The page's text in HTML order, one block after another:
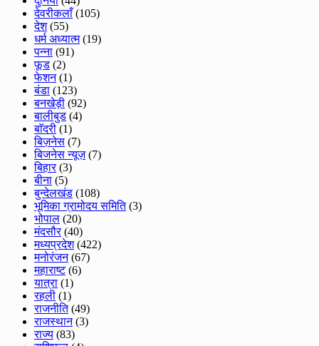
देवरीकलाँ(105)
देश(55)
धर्म अध्यात्म(19)
पन्ना (91)
फूड (2)
फेशन(1)
बंडा (123)
बनखेड़ी (92)
बालीबुड (4)
बाॅदरी (1)
बिज़नेस (7)
बिजनेस न्यूज़(7)
बिहार(3)
बीना (5)
बुन्देलखंड (108)
भूमिका ग्रामोदय समिति(3)
भोपाल (20)
मंदसौर(40)
मध्यप्रदेश(422)
मनोरंजन(67)
महाराष्ट(6)
यात्रा (1)
रहली (1)
राजनीति(49)
राजस्थान(3)
राज्य (83)